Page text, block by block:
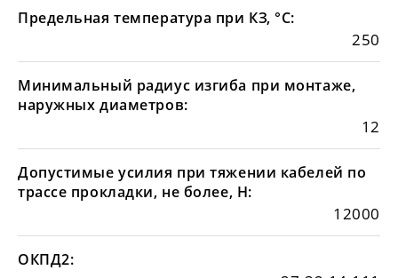
Предельная температура при КЗ, °С:
250
Минимальный радиус изгиба при монтаже,
наружных диаметров:
12
Допустимые усилия при тяжении кабелей по
трассе прокладки, не более, Н:
12000
ОКПД2: